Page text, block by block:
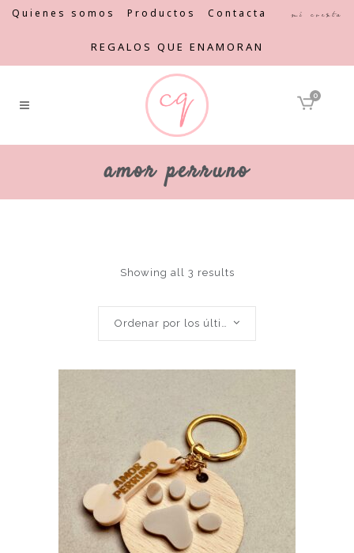
Quienes somos Productos Contacta Mi cuenta
REGALOS QUE ENAMORAN
0
amor perruno
Showing all 3 results
Ordenar por los últimos